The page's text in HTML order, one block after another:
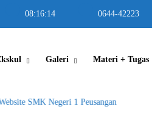
08:16:15 0644-42223
Galeri Materi + Tugas
SMK Negeri 1 Peusangan